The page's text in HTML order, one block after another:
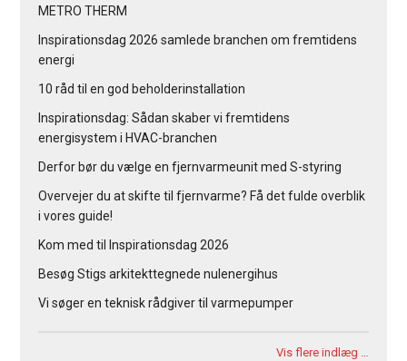
METRO THERM
Inspirationsdag 2026 samlede branchen om fremtidens
energi
10 råd til en god beholderinstallation
Inspirationsdag: Sådan skaber vi fremtidens
energisystem i HVAC-branchen
Derfor bør du vælge en fjernvarmeunit med S-styring
Overvejer du at skifte til fjernvarme? Få det fulde overblik
i vores guide!
Kom med til Inspirationsdag 2026
Besøg Stigs arkitekttegnede nulenergihus
Vi søger en teknisk rådgiver til varmepumper
Vis flere indlæg …